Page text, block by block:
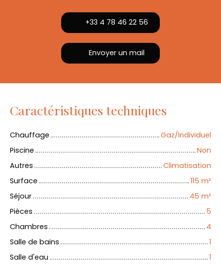
+33 4 78 46 22 56
Envoyer un mail
Caractéristiques techniques
Chauffage
Gaz/Individuel
Piscine
Non
Autres
Climatisation
Surface
115 m²
Séjour
45 m²
Pièces
5
Chambres
4
Salle de bains
1
Salle d'eau
1